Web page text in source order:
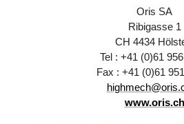
Oris SA
Ribigasse 1
CH 4434
Tel : +41 (0)61
Fax : +41 (0)61
www.oris.ch